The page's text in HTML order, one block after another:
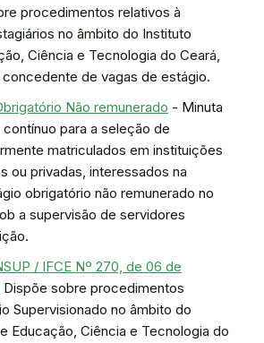
procedimentos relativos à
no âmbito do Instituto
Ciência e Tecnologia do Ceará,
de vagas de estágio.
Não remunerado - Minuta
para a seleção de
matriculados em instituições
ou privadas, interessados na
obrigatório não remunerado no
a supervisão de servidores
/ IFCE Nº 270, de 06 de
Dispõe sobre procedimentos
Supervisionado no âmbito do
Educação, Ciência e Tecnologia do